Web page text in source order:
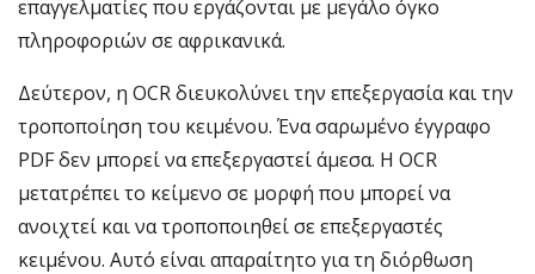
επαγγελματίες που εργάζονται με μεγάλο όγκο
πληροφοριών σε αφρικανικά.
Δεύτερον, η OCR διευκολύνει την επεξεργασία και την
τροποποίηση του κειμένου. Ένα σαρωμένο έγγραφο
PDF δεν μπορεί να επεξεργαστεί άμεσα. Η OCR
μετατρέπει το κείμενο σε μορφή που μπορεί να
ανοιχτεί και να τροποποιηθεί σε επεξεργαστές
κειμένου. Αυτό είναι απαραίτητο για τη διόρθωση